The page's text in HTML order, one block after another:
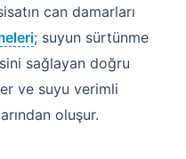
can damarları
; suyun sürtünme
sağlayan doğru
ve suyu verimli
oluşur.